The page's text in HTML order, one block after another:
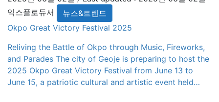
Korea. Designed as a dynamic cultural platform, HiKR
Station introduces […]
익스플로듀서
뉴스&트렌드
Okpo Great Victory Festival 2025
Reliving the Battle of Okpo through Music, Fireworks,
and Parades The city of Geoje is preparing to host the
2025 Okpo Great Victory Festival from June 13 to
June 15, a patriotic cultural and artistic event held